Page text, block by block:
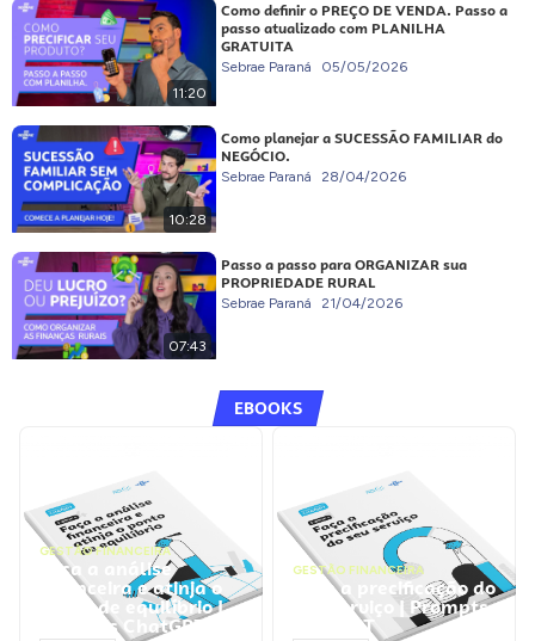
11:20
Como definir o PREÇO DE VENDA. Passo a
passo atualizado com PLANILHA
GRATUITA
Sebrae Paraná 05/05/2026
10:28
Como planejar a SUCESSÃO FAMILIAR do
NEGÓCIO.
Sebrae Paraná 28/04/2026
07:43
Passo a passo para ORGANIZAR sua
PROPRIEDADE RURAL
Sebrae Paraná 21/04/2026
EBOOKS
GESTÃO FINANCEIRA
Faça a análise
financeira e atinja o
ponto de equilíbrio |
Prompts ChatGPT
GESTÃO FINANCEIRA
Faça a precificação do
seu serviço | Prompts
ChatGPT